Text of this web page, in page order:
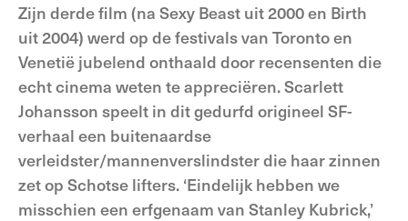
Zijn derde film (na Sexy Beast uit 2000 en Birth
uit 2004) werd op de festivals van Toronto en
Venetië jubelend onthaald door recensenten die
echt cinema weten te appreciëren. Scarlett
Johansson speelt in dit gedurfd origineel SF-
verhaal een buitenaardse
verleidster/mannenverslindster die haar zinnen
zet op Schotse lifters. ‘Eindelijk hebben we
misschien een erfgenaam van Stanley Kubrick,’